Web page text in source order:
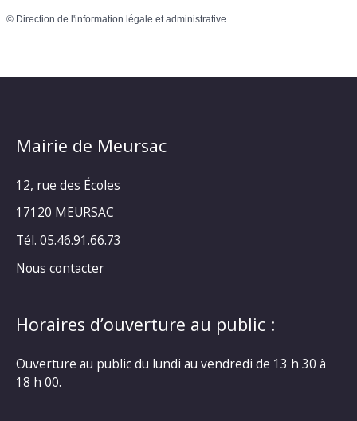
© Direction de l'information légale et administrative
Mairie de Meursac
12, rue des Écoles
17120 MEURSAC
Tél. 05.46.91.66.73
Nous contacter
Horaires d’ouverture au public :
Ouverture au public du lundi au vendredi de 13 h 30 à
18 h 00.